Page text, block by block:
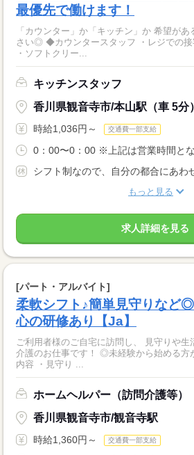
最優先で働けます！
「カウンター」か「キッチン」か 希望が
さい◎ ◆カウンタースタッフ ・レジでの接客、注文 ・ドリンク作り
・ソフトクリー...
キッチンスタッフ
香川県観音寺市/本山駅（車 5分）
時給1,036円～ 交通費一部支給
0：00〜0：00 ※上記は営業時間とな
シフト制なので、自分の都合にあわ
もっと見る
求人詳細を見る
[パート・アルバイト]
柔軟シフト♪簡単見守りなど
心の研修あり【Ja】
ご利用者様のご自宅に訪問し、 見守りや生
介護のお仕事です！ ◎未経験から始める方が8割です！ ▼具体的な
内容 ・見守り ...
ホームヘルパー（訪問介護等）
香川県観音寺市/観音寺駅
時給1,360円～ 交通費一部支給